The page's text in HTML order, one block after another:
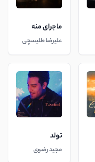
ماجرای منه
علیرضا طلیسچی
تولد
مجید رضوی